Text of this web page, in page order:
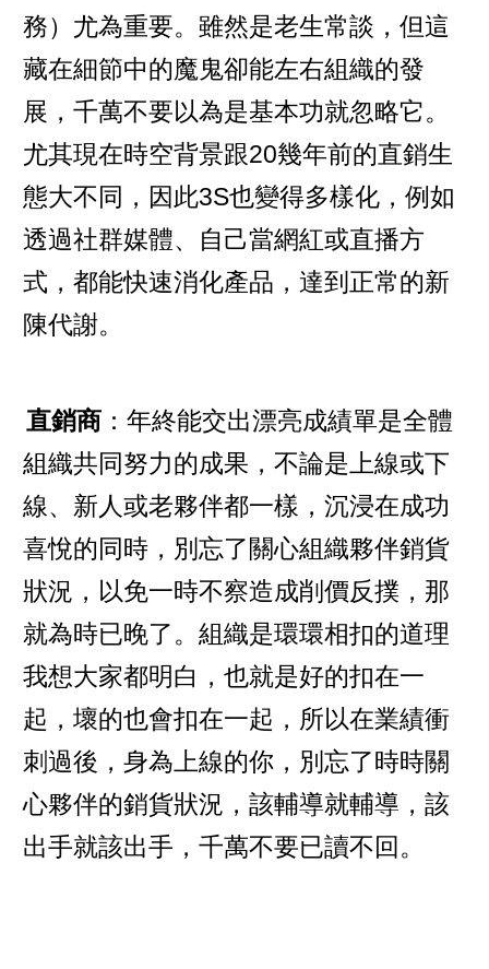
務）尤為重要。雖然是老生常談，但這
藏在細節中的魔鬼卻能左右組織的發
展，千萬不要以為是基本功就忽略它。
尤其現在時空背景跟20幾年前的直銷生
態大不同，因此3S也變得多樣化，例如
透過社群媒體、自己當網紅或直播方
式，都能快速消化產品，達到正常的新
陳代謝。
直銷商 ：年終能交出漂亮成績單是全體
組織共同努力的成果，不論是上線或下
線、新人或老夥伴都一樣，沉浸在成功
喜悅的同時，別忘了關心組織夥伴銷貨
狀況，以免一時不察造成削價反撲，那
就為時已晚了。組織是環環相扣的道理
我想大家都明白，也就是好的扣在一
起，壞的也會扣在一起，所以在業績衝
刺過後，身為上線的你，別忘了時時關
心夥伴的銷貨狀況，該輔導就輔導，該
出手就該出手，千萬不要已讀不回。